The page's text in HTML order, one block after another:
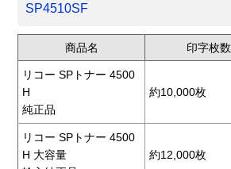
SP4510SF
商品名 印字枚数
リコー SPトナー 4500
H
純正品
約10,000枚
リコー SPトナー 4500
H 大容量
約12,000枚